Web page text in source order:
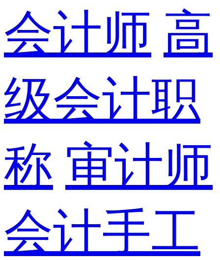
会计师 高
级会计职
称 审计师
会计手工